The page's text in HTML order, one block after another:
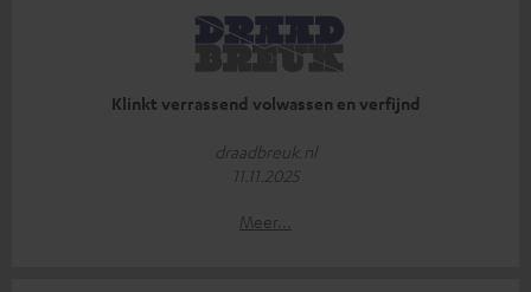
Klinkt verrassend volwassen en verfijnd
draadbreuk.nl
11.11.2025
Meer...